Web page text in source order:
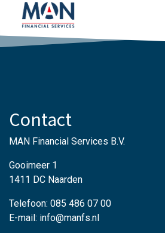
Contact
MAN Financial Services B.V.
Gooimeer 1
1411 DC Naarden
Telefoon: 085 486 07 00
E-mail: info@manfs.nl